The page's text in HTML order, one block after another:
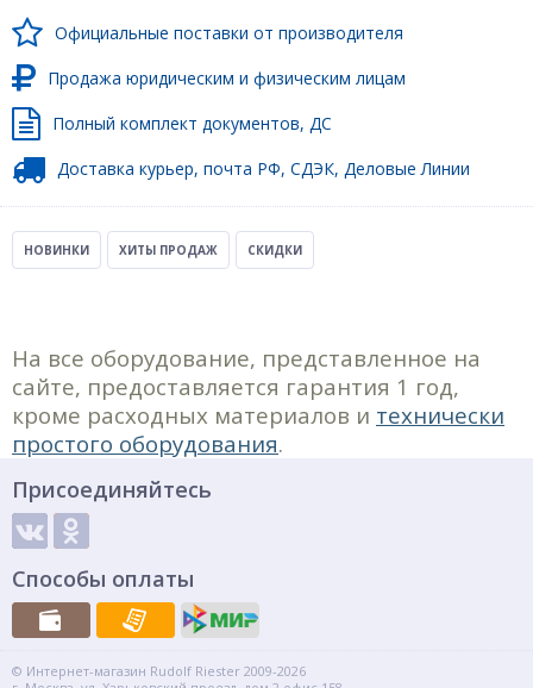
Официальные поставки от производителя
Продажа юридическим и физическим лицам
Полный комплект документов, ДС
Доставка курьер, почта РФ, СДЭК, Деловые Линии
НОВИНКИ ХИТЫ ПРОДАЖ СКИДКИ
На все оборудование, представленное на
сайте, предоставляется гарантия 1 год,
кроме расходных материалов и технически
простого оборудования.
Присоединяйтесь
Способы оплаты
© Интернет-магазин Rudolf Riester 2009-2026